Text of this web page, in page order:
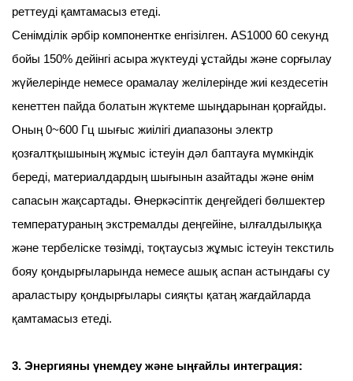
реттеуді қамтамасыз етеді.
Сенімділік әрбір компонентке енгізілген. AS1000 60 секунд
бойы 150% дейінгі асыра жүктеуді ұстайды және сорғылау
жүйелерінде немесе орамалау желілерінде жиі кездесетін
кенеттен пайда болатын жүктеме шыңдарынан қорғайды.
Оның 0~600 Гц шығыс жиілігі диапазоны электр
қозғалтқышының жұмыс істеуін дәл баптауға мүмкіндік
береді, материалдардың шығынын азайтады және өнім
сапасын жақсартады. Өнеркәсіптік деңгейдегі бөлшектер
температураның экстремалды деңгейіне, ылғалдылыққа
және тербеліске төзімді, тоқтаусыз жұмыс істеуін текстиль
бояу қондырғыларында немесе ашық аспан астындағы су
араластыру қондырғылары сияқты қатаң жағдайларда
қамтамасыз етеді.
3. Энергияны үнемдеу және ыңғайлы интеграция: